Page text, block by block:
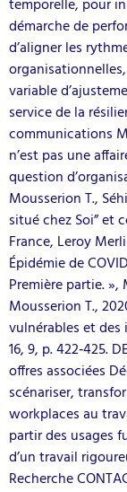
temporelle, pour
démarche de
d’aligner les
variable
service de la
communications
n’est pas une
question
Mousserion T.,
situé chez Soi” et
France, Leroy
Épidémie de
Première partie. »,
Mousserion T.,
vulnérables et
16, 9, p. 422‑425.
offres associées
scénariser,
workplaces au
partir des usages
d’un travail
Recherche